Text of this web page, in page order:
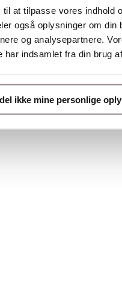
at tilpasse vores indhold
også oplysninger om
og analysepartnere.
har indsamlet fra din brug
ikke mine personlige
til at give sikker